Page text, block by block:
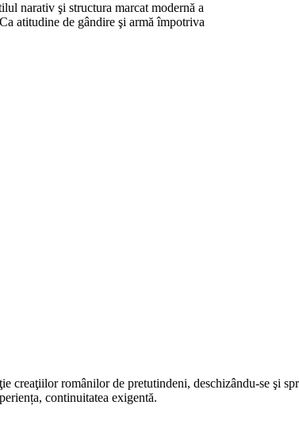
narativ şi structura marcat modernă a
atitudine de gândire şi armă împotriva
creaţiilor românilor de pretutindeni, deschizându-se şi
continuitatea exigentă.